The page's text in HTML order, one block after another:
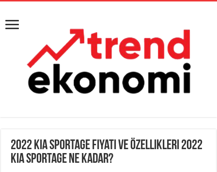
2022 Kia Sportage Fiyatı ve Özellikleri 2022
Kia Sportage Ne Kadar?